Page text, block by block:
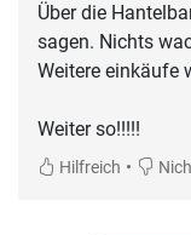
Über die
sagen. Nichts
Weitere einkäufe
Weiter so!!!!!
Hilfreich •